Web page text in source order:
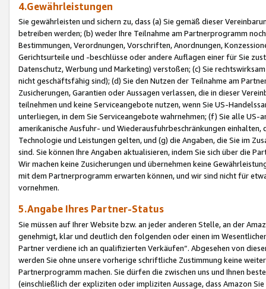
4.Gewährleistungen
Sie gewährleisten und sichern zu, dass (a) Sie gemäß dieser
betreiben werden; (b) weder Ihre Teilnahme am Partnerprogramm
Bestimmungen, Verordnungen, Vorschriften, Anordnungen,
Gerichtsurteile und -beschlüsse oder andere Auflagen einer für Sie
Datenschutz, Werbung und Marketing) verstoßen; (c) Sie
nicht geschäftsfähig sind); (d) Sie den Nutzen der Teilnahme am
Zusicherungen, Garantien oder Aussagen verlassen, die in dieser
teilnehmen und keine Serviceangebote nutzen, wenn Sie US-
unterliegen, in dem Sie Serviceangebote wahrnehmen; (f) Sie alle
amerikanische Ausfuhr- und Wiederausfuhrbeschränkungen
Technologie und Leistungen gelten, und (g) die Angaben, die Sie im
sind. Sie können Ihre Angaben aktualisieren, indem Sie sich über die
Wir machen keine Zusicherungen und übernehmen keine
mit dem Partnerprogramm erwarten können, und wir sind nicht für
vornehmen.
5.Angabe Ihres Partner-Status
Sie müssen auf Ihrer Website bzw. an jeder anderen Stelle, an der
genehmigt, klar und deutlich den folgenden oder einen im
Partner verdiene ich an qualifizierten Verkäufen“. Abgesehen von
werden Sie ohne unsere vorherige schriftliche Zustimmung keine
Partnerprogramm machen. Sie dürfen die zwischen uns und Ihnen
(einschließlich der expliziten oder impliziten Aussage, dass Amazon